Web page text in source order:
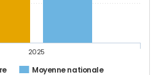
Moyenne nationale
2025